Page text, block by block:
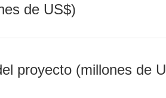
de US$)
proyecto (millones de